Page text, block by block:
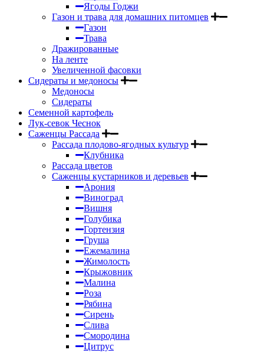
Ягоды Годжи
Газон и трава для домашних питомцев
Газон
Трава
Дражированные
На ленте
Увеличенной фасовки
Сидераты и медоносы
Медоносы
Сидераты
Семенной картофель
Лук-севок Чеснок
Саженцы Рассада
Рассада плодово-ягодных культур
Клубника
Рассада цветов
Саженцы кустарников и деревьев
Арония
Виноград
Вишня
Голубика
Гортензия
Груша
Ежемалина
Жимолость
Крыжовник
Малина
Роза
Рябина
Сирень
Слива
Смородина
Цитрус